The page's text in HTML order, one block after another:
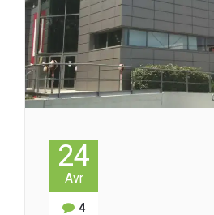
24
Avr
4